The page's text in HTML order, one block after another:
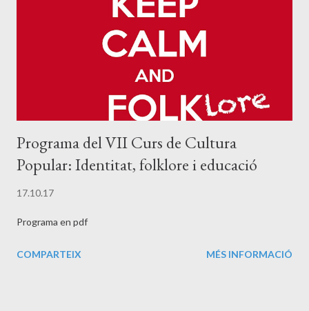
llistat d'Open Folklore. La revista ELOP, consultable digitalment
en accés obert al portal de revistes de Publicacions URV , també
es troba en altres índexs i repositoris...
Programa del VII Curs de Cultura
Popular: Identitat, folklore i educació
17.10.17
Programa en pdf
COMPARTEIX MÉS INFORMACIÓ